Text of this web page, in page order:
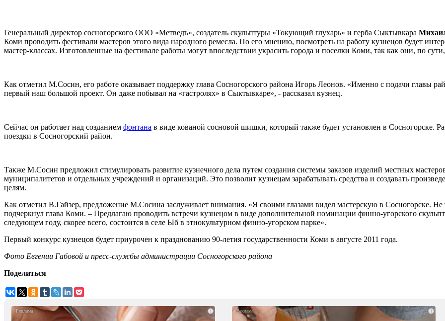
Генеральный директор сосногорского ООО «Метведъ», создатель скульптуры «Токующий глухарь» и герба Сыктывкара
Коми проводить фестивали мастеров этого вида народного ремесла. По его мнению, посмотреть на работу кузнецов будет
мастер-классах. Изготовленные на фестивале работы могут впоследствии украсить города и поселки Коми, так как они, по
Как отметил М.Сосин, его работе оказывает поддержку глава Сосногорского района Игорь Леонов. «Именно с подачи главы
первый наш большой проект. Он даже побывал на «гастролях» в Сыктывкаре», - рассказал кузнец.
Сейчас он работает над созданием фонтана в виде кованой сосновой шишки, который также будет установлен в Сосногорске.
поездки в Сосногорский район.
Также М.Сосин предложил стимулировать развитие кузнечного дела путем создания системы заказов изделий местных
муниципалитетов и отдельных учреждений и организаций. Это позволит кузнецам зарабатывать средства и создавать
целям.
Как отметил В.Гайзер, предложение М.Сосина заслуживает внимания. «Я своими глазами видел мастерскую в Сосногорске. Не
подчеркнул глава Коми. – Предлагаю проводить встречи кузнецом в виде дополнительной номинации финно-угорского
следующем году, скорее всего, состоится в селе Ыб в этнокультурном финно-угорском парке».
Первый конкурс кузнецов будет приурочен к празднованию 90-летия государственности Коми в августе 2011 года.
Фото Евгении Габовой и пресс-службы администрации Сосногорского района
Поделиться
i i